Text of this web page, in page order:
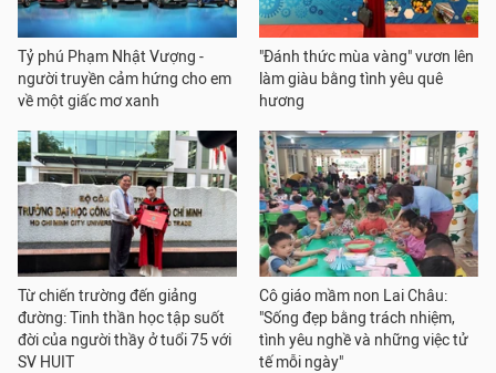
Tỷ phú Phạm Nhật Vượng -
người truyền cảm hứng cho em
về một giấc mơ xanh
"Đánh thức mùa vàng" vươn lên
làm giàu bằng tình yêu quê
hương
Từ chiến trường đến giảng
đường: Tinh thần học tập suốt
đời của người thầy ở tuổi 75 với
SV HUIT
Cô giáo mầm non Lai Châu:
"Sống đẹp bằng trách nhiệm,
tình yêu nghề và những việc tử
tế mỗi ngày"